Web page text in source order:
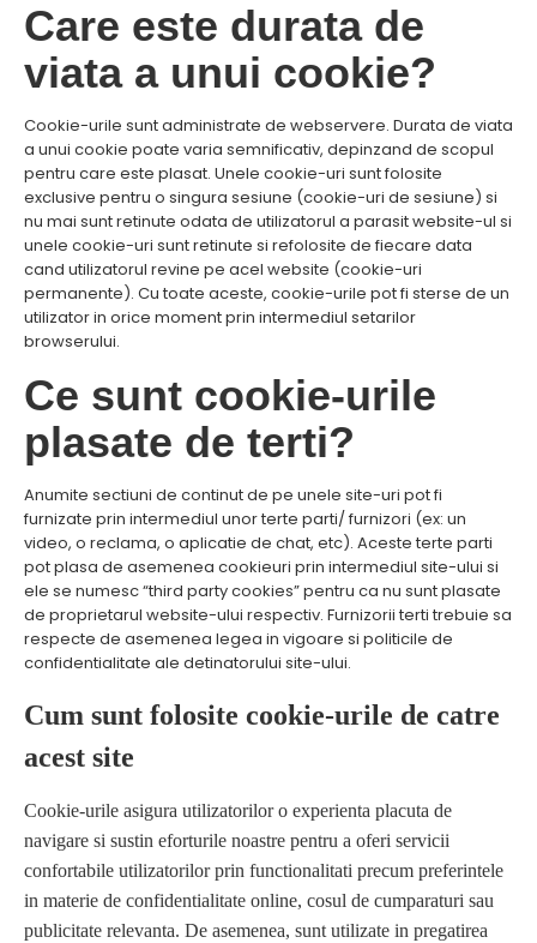
Care este durata de
viata a unui cookie?
Cookie-urile sunt administrate de webservere. Durata de viata
a unui cookie poate varia semnificativ, depinzand de scopul
pentru care este plasat. Unele cookie-uri sunt folosite
exclusive pentru o singura sesiune (cookie-uri de sesiune) si
nu mai sunt retinute odata de utilizatorul a parasit website-ul si
unele cookie-uri sunt retinute si refolosite de fiecare data
cand utilizatorul revine pe acel website (cookie-uri
permanente). Cu toate aceste, cookie-urile pot fi sterse de un
utilizator in orice moment prin intermediul setarilor
browserului.
Ce sunt cookie-urile
plasate de terti?
Anumite sectiuni de continut de pe unele site-uri pot fi
furnizate prin intermediul unor terte parti/ furnizori (ex: un
video, o reclama, o aplicatie de chat, etc). Aceste terte parti
pot plasa de asemenea cookieuri prin intermediul site-ului si
ele se numesc “third party cookies” pentru ca nu sunt plasate
de proprietarul website-ului respectiv. Furnizorii terti trebuie sa
respecte de asemenea legea in vigoare si politicile de
confidentialitate ale detinatorului site-ului.
Cum sunt folosite cookie-urile de catre
acest site
Cookie-urile asigura utilizatorilor o experienta placuta de
navigare si sustin eforturile noastre pentru a oferi servicii
confortabile utilizatorilor prin functionalitati precum preferintele
in materie de confidentialitate online, cosul de cumparaturi sau
publicitate relevanta. De asemenea, sunt utilizate in pregatirea